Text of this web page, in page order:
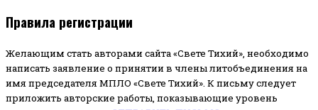
Правила регистрации
Желающим стать авторами сайта «Свете Тихий», необходимо
написать заявление о принятии в члены литобъединения на
имя председателя МПЛО «Свете Тихий». К письму следует
приложить авторские работы, показывающие уровень